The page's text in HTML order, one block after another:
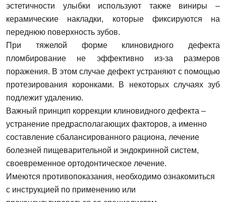
эстетичности улыбки используют также виниры –
керамические накладки, которые фиксируются на
переднюю поверхность зубов.
При тяжелой форме клиновидного дефекта
пломбирование не эффективно из-за размеров
поражения. В этом случае дефект устраняют с помощью
протезирования коронками. В некоторых случаях зуб
подлежит удалению.
Важный принцип коррекции клиновидного дефекта –
устранение предрасполагающих факторов, а именно
составление сбалансированного рациона, лечение
болезней пищеварительной и эндокринной систем,
своевременное ортодонтическое лечение.
Имеются противопоказания, необходимо ознакомиться
с инструкцией по применению или
Телефон
Согласен наобработку персональных
E-mail
Сообщение
Заявка отправлена!
Мы свяжемся с вами в ближайшее время